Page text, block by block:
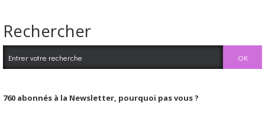
Rechercher
760 abonnés à la Newsletter, pourquoi pas vous ?